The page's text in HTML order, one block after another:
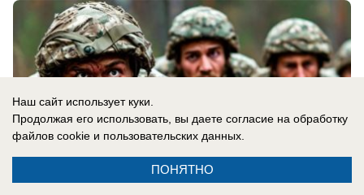
Наш сайт использует куки.
Продолжая его использовать, вы даете согласие на обработку
файлов cookie и пользовательских данных.
ПОНЯТНО